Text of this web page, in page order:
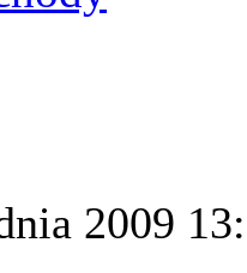
2009